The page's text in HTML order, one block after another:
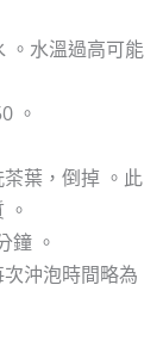
。水溫過高可能
。
葉，倒掉 。此
鐘 。
沖泡時間略為